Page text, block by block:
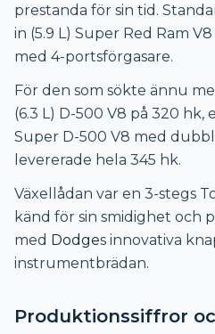
prestanda för sin tid.
in (5.9 L) Super Red Ram
med 4-portsförgasare.
För den som sökte ännu
(6.3 L) D-500 V8 på 320 hk,
Super D-500 V8 med
levererade hela 345 hk.
Växellådan var en 3-stegs
känd för sin smidighet och
med Dodges innovativa
instrumentbrädan.
Produktionssiffror